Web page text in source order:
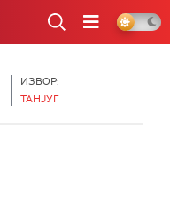
ИЗВОР:
ТАНЈУГ